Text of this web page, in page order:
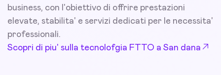
business, con l'obiettivo di offrire prestazioni
elevate, stabilita' e servizi dedicati per le necessita'
professionali.
Scopri di piu' sulla tecnolofgia FTTO a San dana